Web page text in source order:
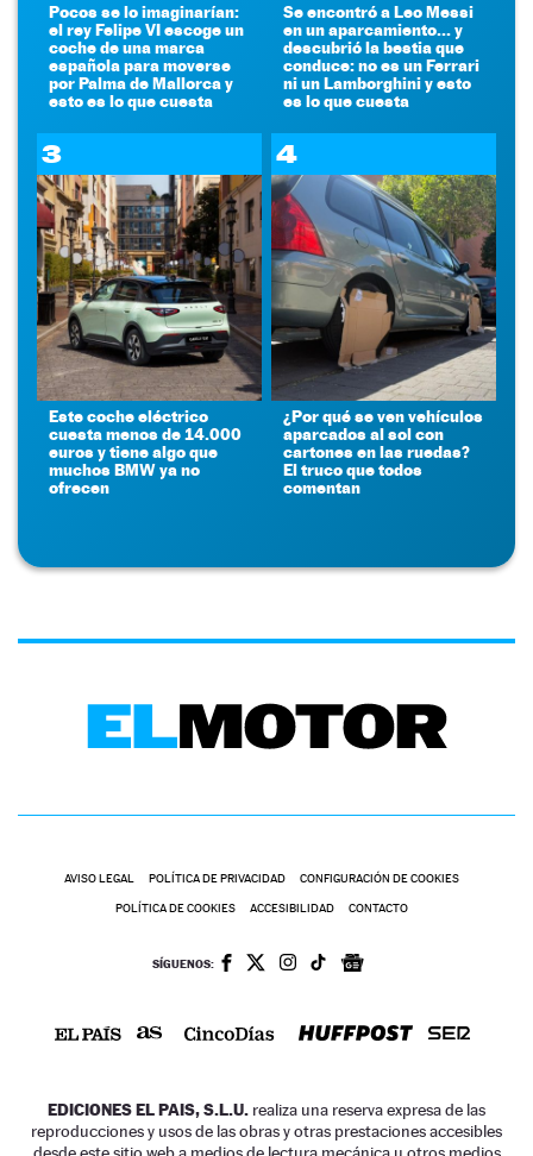
Pocos se lo imaginarían:
el rey Felipe VI escoge un
coche de una marca
española para moverse
por Palma de Mallorca y
esto es lo que cuesta
Se encontró a Leo Messi
en un aparcamiento... y
descubrió la bestia que
conduce: no es un Ferrari
ni un Lamborghini y esto
es lo que cuesta
3
Este coche eléctrico
cuesta menos de 14.000
euros y tiene algo que
muchos BMW ya no
ofrecen
4
¿Por qué se ven vehículos
aparcados al sol con
cartones en las ruedas?
El truco que todos
comentan
AVISO LEGAL POLÍTICA DE PRIVACIDAD CONFIGURACIÓN DE COOKIES
POLÍTICA DE COOKIES ACCESIBILIDAD CONTACTO
SÍGUENOS:
EDICIONES EL PAIS, S.L.U. realiza una reserva expresa de las
reproducciones y usos de las obras y otras prestaciones accesibles